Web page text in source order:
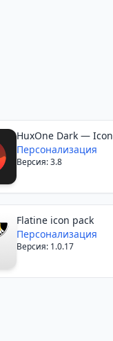
HuxOne Dark — Icon
Pack
Персонализация
Версия: 3.8
Flatine icon pack
Персонализация
Версия: 1.0.17